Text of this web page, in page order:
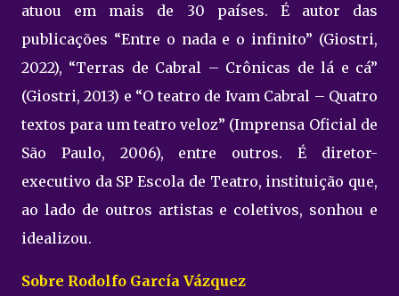
atuou em mais de 30 países. É autor das
publicações “Entre o nada e o infinito” (Giostri,
2022), “Terras de Cabral – Crônicas de lá e cá”
(Giostri, 2013) e “O teatro de Ivam Cabral – Quatro
textos para um teatro veloz” (Imprensa Oficial de
São Paulo, 2006), entre outros. É diretor-
executivo da SP Escola de Teatro, instituição que,
ao lado de outros artistas e coletivos, sonhou e
idealizou.
Sobre Rodolfo García Vázquez